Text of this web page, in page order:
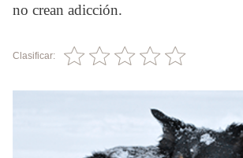
no crean adicción.
Clasificar: